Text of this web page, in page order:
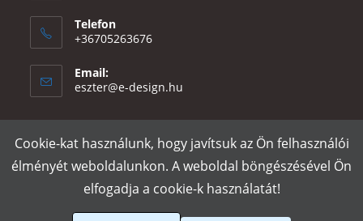
Telefon
+36705263676
Email:
eszter@e-design.hu
Rólunk Szállítás és fizetés Adatvédelmi tájékoztató
ÁSZF
Póló nyomtatás
e-design.hu
Cookie-kat használunk, hogy javítsuk az Ön felhasználói
élményét weboldalunkon. A weboldal böngészésével Ön
elfogadja a cookie-k használatát!